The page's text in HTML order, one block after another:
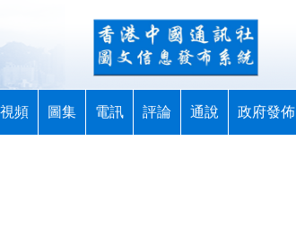
視頻 圖集 電訊 評論 通說 政府發佈